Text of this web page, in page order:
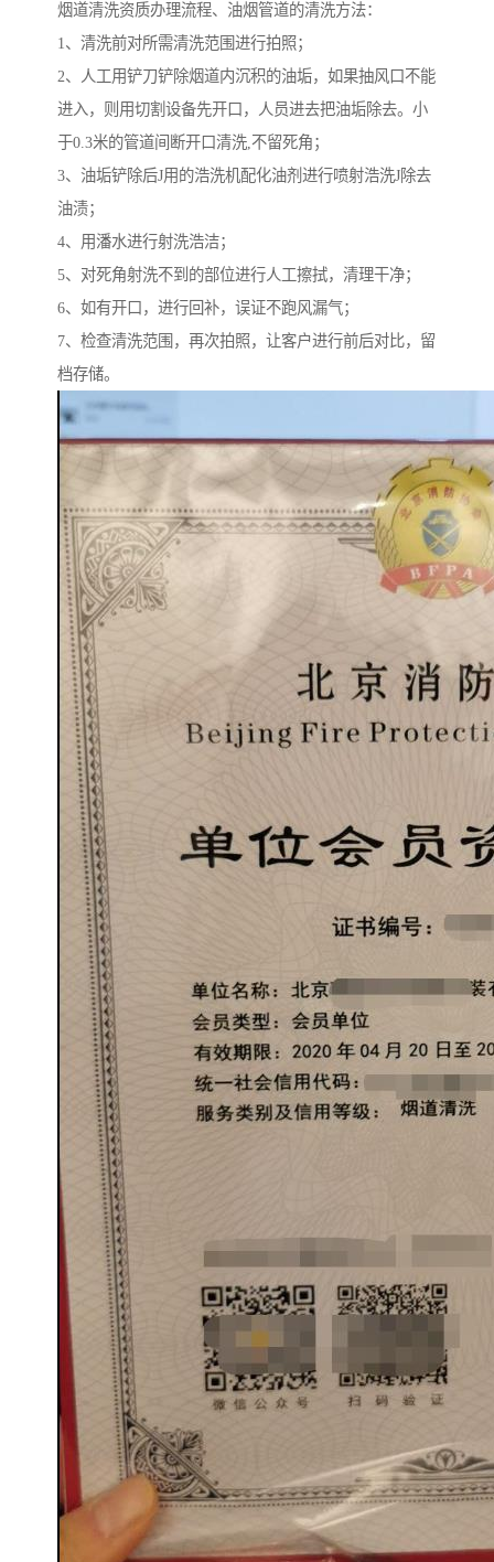
烟道清洗资质办理流程、油烟管道的清洗方法：
1、清洗前对所需清洗范围进行拍照；
2、人工用铲刀铲除烟道内沉积的油垢，如果抽风口不能
进入，则用切割设备先开口，人员进去把油垢除去。小
于0.3米的管道间断开口清洗,不留死角；
3、油垢铲除后J用的浩洗机配化油剂进行喷射浩洗J除去
油渍；
4、用潘水进行射洗浩洁；
5、对死角射洗不到的部位进行人工擦拭，清理干净；
6、如有开口，进行回补，误证不跑风漏气；
7、检查清洗范围，再次拍照，让客户进行前后对比，留
档存储。